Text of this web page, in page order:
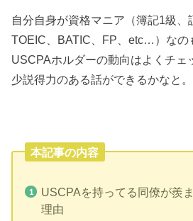
自分自身が資格マニア（簿記1級、
TOEIC、BATIC、FP、etc…）なの
USCPAホルダーの動向はよくチェ
少説得力のある話ができるかなと。
本記事の内容
USCPAを持ってる同僚が羨
理由